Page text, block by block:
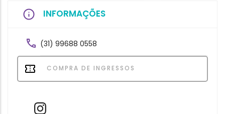
INFORMAÇÕES
(31) 99688 0558
COMPRA DE INGRESSOS